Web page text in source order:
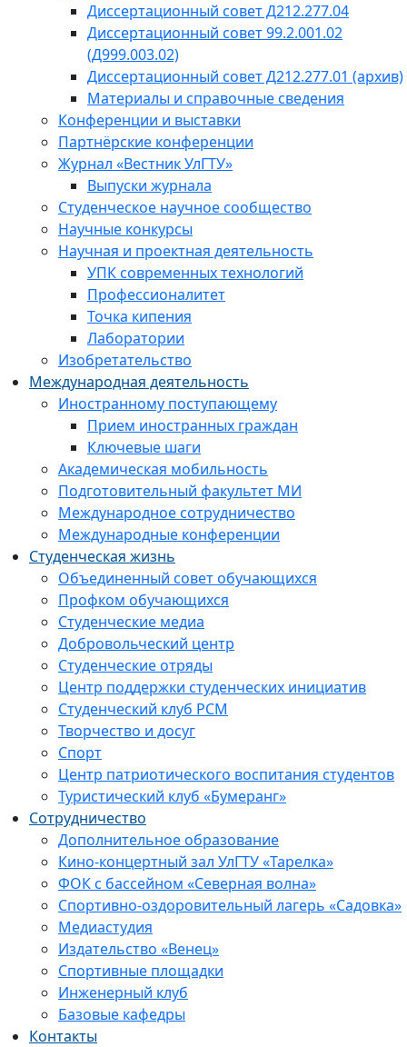
Диссертационный совет Д212.277.04
Диссертационный совет 99.2.001.02
(Д999.003.02)
Диссертационный совет Д212.277.01 (архив)
Материалы и справочные сведения
Конференции и выставки
Партнёрские конференции
Журнал «Вестник УлГТУ»
Выпуски журнала
Студенческое научное сообщество
Научные конкурсы
Научная и проектная деятельность
УПК современных технологий
Профессионалитет
Точка кипения
Лаборатории
Изобретательство
Международная деятельность
Иностранному поступающему
Прием иностранных граждан
Ключевые шаги
Академическая мобильность
Подготовительный факультет МИ
Международное сотрудничество
Международные конференции
Студенческая жизнь
Объединенный совет обучающихся
Профком обучающихся
Студенческие медиа
Добровольческий центр
Студенческие отряды
Центр поддержки студенческих инициатив
Студенческий клуб РСМ
Творчество и досуг
Спорт
Центр патриотического воспитания студентов
Туристический клуб «Бумеранг»
Сотрудничество
Дополнительное образование
Кино-концертный зал УлГТУ «Тарелка»
ФОК с бассейном «Северная волна»
Спортивно-оздоровительный лагерь «Садовка»
Медиастудия
Издательство «Венец»
Спортивные площадки
Инженерный клуб
Базовые кафедры
Контакты